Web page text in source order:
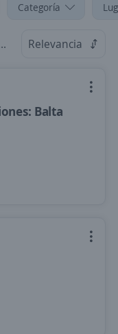
Categoría
Relevancia
Balta